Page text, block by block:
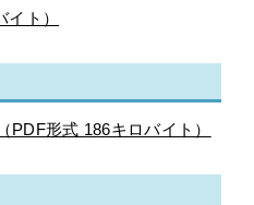
ト）
形式 186キロバイト）